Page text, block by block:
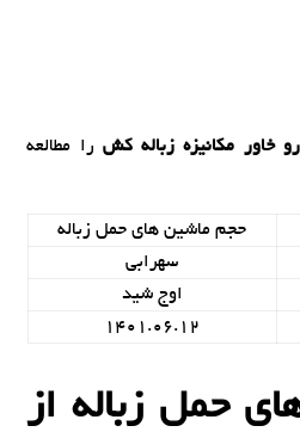
خاور مکانیزه زباله کش را مطالعه
حجم ماشین های حمل زباله
سهرابی
اوج شید
1401.06.12
حمل زباله از